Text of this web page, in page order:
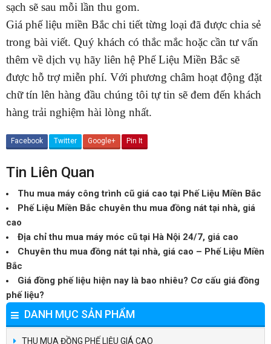
sạch sẽ sau mỗi lần thu gom.
Giá phế liệu miền Bắc chi tiết từng loại đã được chia sẻ
trong bài viết. Quý khách có thắc mắc hoặc cần tư vấn
thêm về dịch vụ hãy liên hệ Phế Liệu Miền Bắc sẽ
được hỗ trợ miễn phí. Với phương châm hoạt động đặt
chữ tín lên hàng đầu chúng tôi tự tin sẽ đem đến khách
hàng trải nghiệm hài lòng nhất.
Facebook Twitter Google+ Pin It
Tin Liên Quan
Thu mua máy công trình cũ giá cao tại Phế Liệu Miền Bắc
Phế Liệu Miền Bắc chuyên thu mua đồng nát tại nhà, giá
cao
Địa chỉ thu mua máy móc cũ tại Hà Nội 24/7, giá cao
Chuyên thu mua đồng nát tại nhà, giá cao – Phế Liệu Miền
Bắc
Giá đồng phế liệu hiện nay là bao nhiêu? Cơ cấu giá đồng
phế liệu?
DANH MỤC SẢN PHẨM
THU MUA ĐỒNG PHẾ LIỆU GIÁ CAO